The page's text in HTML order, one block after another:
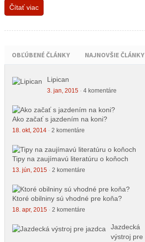
Čítať viac
OBĽÚBENÉ ČLÁNKY NAJNOVŠIE ČLÁNKY
Lipican
3. jan, 2015· 4 komentáre
Ako začať s jazdením na koni?
18. okt, 2014· 2 komentáre
Tipy na zaujímavú literatúru o koňoch
13. jún, 2015· 2 komentáre
Ktoré obilniny sú vhodné pre koňa?
18. apr, 2015· 2 komentáre
Jazdecká
výstroj pre